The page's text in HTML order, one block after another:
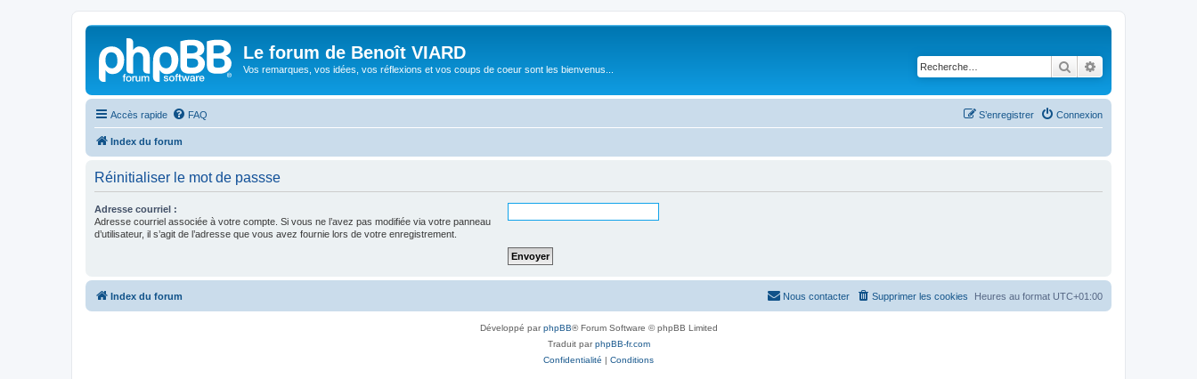
Le forum de Benoît VIARD
Vos remarques, vos idées, vos réflexions et vos coups de coeur sont les bienvenus... Rechercher
Accès rapide FAQ Connexion
S’enregistrer
Index du forum
Réinitialiser le mot de passse
Adresse courriel :
Adresse courriel associée à votre compte. Si vous ne l’avez pas modifiée via votre panneau
d’utilisateur, il s’agit de l’adresse que vous avez fournie lors de votre enregistrement.
Index du forum Heures au format UTC+01:00
Supprimer les cookies
Nous contacter
Développé parphpBB® Forum Software © phpBB Limited
Traduit parphpBB-fr.com
Confidentialité | Conditions